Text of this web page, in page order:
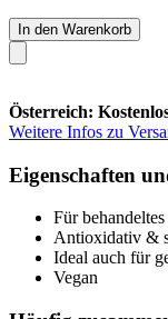
In den Warenkorb
Österreich:
Weitere Infos zu
Eigenschaften
Für
Antioxidativ &
Ideal auch für
Vegan